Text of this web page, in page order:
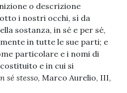
o descrizione
i nostri occhi, sì da
sostanza, in sé e per sé,
in tutte le sue parti; e
particolare e i nomi di
e in cui si
sé stesso, Marco Aurelio, III,